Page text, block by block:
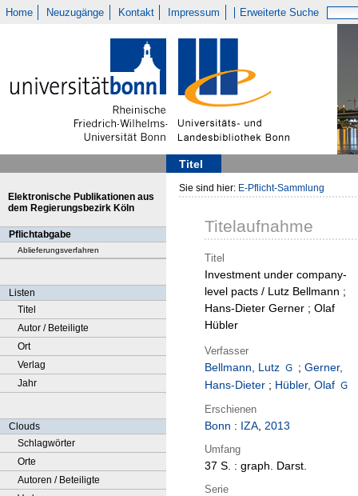
Home Neuzugänge Kontakt Impressum Erweiterte Suche
Titel
Elektronische Publikationen aus
dem Regierungsbezirk Köln
Pflichtabgabe
Ablieferungsverfahren
Listen
Titel
Autor / Beteiligte
Ort
Verlag
Jahr
Clouds
Schlagwörter
Orte
Autoren / Beteiligte
Sie sind hier: E-Pflicht-Sammlung
Titelaufnahme
Titel
Investment under company-
level pacts / Lutz Bellmann ;
Hans-Dieter Gerner ; Olaf
Hübler
Verfasser
Bellmann, Lutz ; Gerner,
Hans-Dieter ; Hübler, Olaf
Erschienen
Bonn : IZA, 2013
Umfang
37 S. : graph. Darst.
Serie